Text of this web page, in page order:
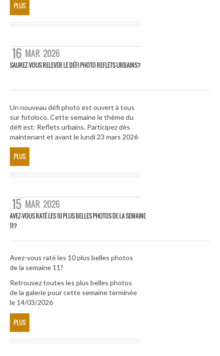
PLUS
16 MAR 2026
SAUREZ-VOUS RELEVER LE DÉFI PHOTO REFLETS URBAINS?
Un nouveau défi photo est ouvert à tous
sur fotoloco. Cette semaine le thème du
défi est: Reflets urbains. Participez dès
maintenant et avant le lundi 23 mars 2026
PLUS
15 MAR 2026
AVEZ-VOUS RATÉ LES 10 PLUS BELLES PHOTOS DE LA SEMAINE
11?
Avez-vous raté les 10 plus belles photos
de la semaine 11?
Retrouvez toutes les plus belles photos
de la galerie pour cette semaine terminée
le 14/03/2026
PLUS